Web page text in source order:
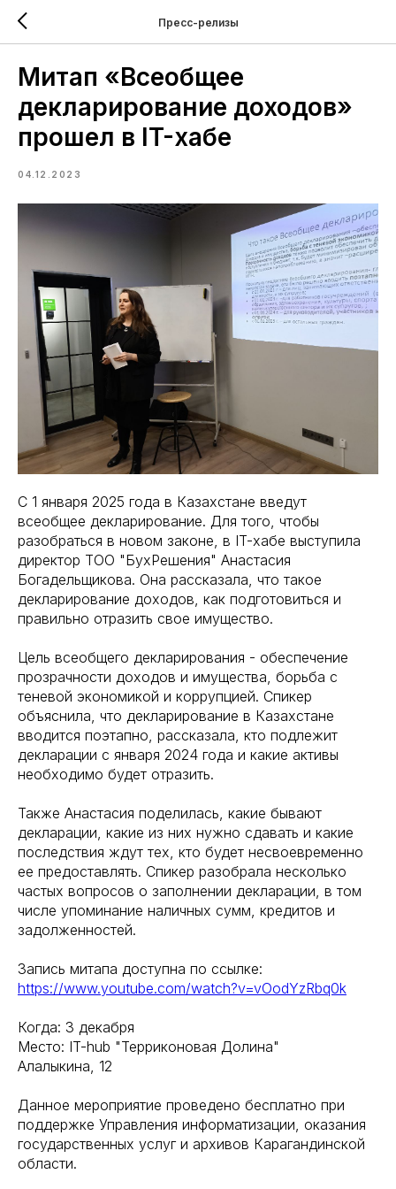
Пресс-релизы
Митап «Всеобщее
декларирование доходов»
прошел в IT-хабе
04.12.2023
С 1 января 2025 года в Казахстане введут
всеобщее декларирование. Для того, чтобы
разобраться в новом законе, в IT-хабе выступила
директор ТОО "БухРешения" Анастасия
Богадельщикова. Она рассказала, что такое
декларирование доходов, как подготовиться и
правильно отразить свое имущество.
Цель всеобщего декларирования - обеспечение
прозрачности доходов и имущества, борьба с
теневой экономикой и коррупцией. Спикер
объяснила, что декларирование в Казахстане
вводится поэтапно, рассказала, кто подлежит
декларации с января 2024 года и какие активы
необходимо будет отразить.
Также Анастасия поделилась, какие бывают
декларации, какие из них нужно сдавать и какие
последствия ждут тех, кто будет несвоевременно
ее предоставлять. Спикер разобрала несколько
частых вопросов о заполнении декларации, в том
числе упоминание наличных сумм, кредитов и
задолженностей.
Запись митапа доступна по ссылке:
https://www.youtube.com/watch?v=vOodYzRbq0k
Когда: 3 декабря
Место: IT-hub "Терриконовая Долина"
Алалыкина, 12
Данное мероприятие проведено бесплатно при
поддержке Управления информатизации, оказания
государственных услуг и архивов Карагандинской
области.